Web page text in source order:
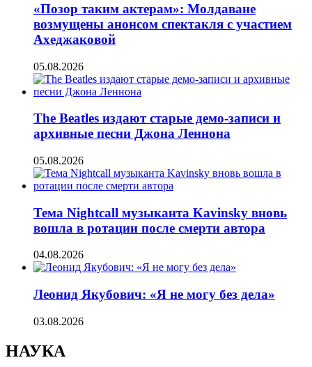
«Позор таким актерам»: Молдаване
возмущены анонсом спектакля с участием
Ахеджаковой
05.08.2026
The Beatles издают старые демо-записи и
архивные песни Джона Леннона
05.08.2026
Тема Nightcall музыканта Kavinsky вновь
вошла в ротации после смерти автора
04.08.2026
Леонид Якубович: «Я не могу без дела»
03.08.2026
НАУКА